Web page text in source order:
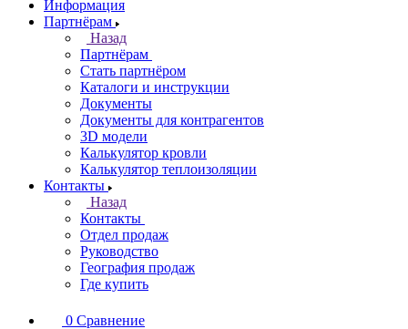
Информация
Партнёрам
Назад
Партнёрам
Стать партнёром
Каталоги и инструкции
Документы
Документы для контрагентов
3D модели
Калькулятор кровли
Калькулятор теплоизоляции
Контакты
Назад
Контакты
Отдел продаж
Руководство
География продаж
Где купить
0 Сравнение